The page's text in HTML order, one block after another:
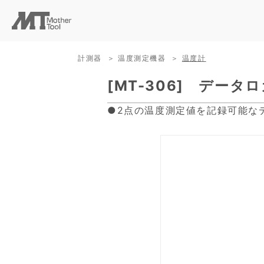
計測器 温度測定機器 温度計
[MT-306] データロ
●2点の温度測定値を記録可能な